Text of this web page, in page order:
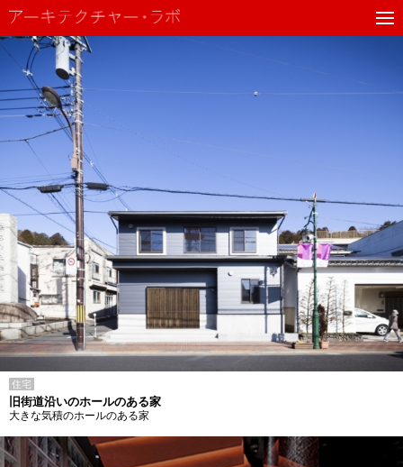
住宅
旧街道沿いのホールのある家
大きな気積のホールのある家